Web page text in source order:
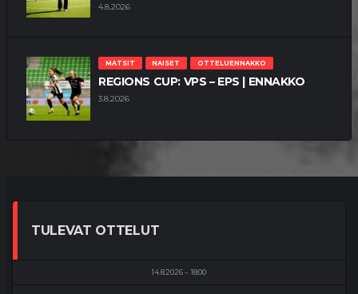
4.8.2026
MATSIT NAISET OTTELUENNAKKO
REGIONS CUP: VPS – EPS | ENNAKKO
3.8.2026
TULEVAT OTTELUT
14.8.2026 18:00